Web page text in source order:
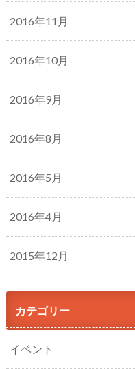
2016年11月
2016年10月
2016年9月
2016年8月
2016年5月
2016年4月
2015年12月
カテゴリー
イベント